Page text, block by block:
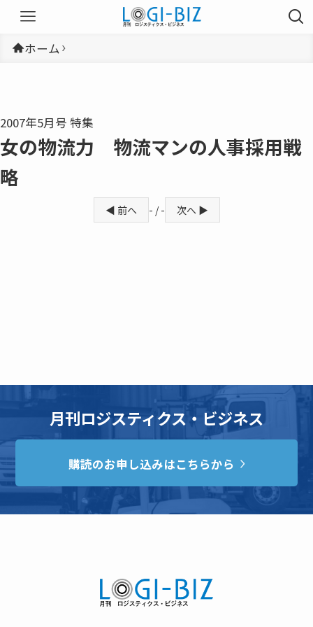
ホーム
2007年5月号 特集
女の物流力 物流マンの人事採用戦
略
◀ 前へ - / - 次へ ▶
月刊ロジスティクス・ビジネス
購読のお申し込みはこちらから